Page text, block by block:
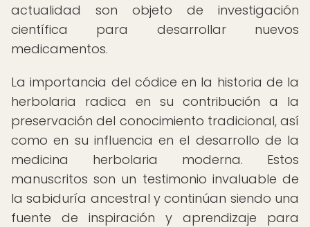
actualidad son objeto de investigación
científica para desarrollar nuevos
medicamentos.
La importancia del códice en la historia de la
herbolaria radica en su contribución a la
preservación del conocimiento tradicional, así
como en su influencia en el desarrollo de la
medicina herbolaria moderna. Estos
manuscritos son un testimonio invaluable de
la sabiduría ancestral y continúan siendo una
fuente de inspiración y aprendizaje para